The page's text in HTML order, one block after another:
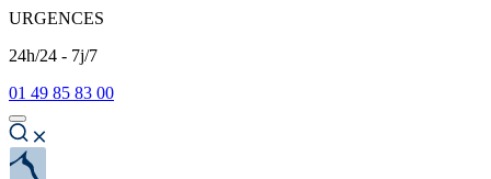
URGENCES
24h/24 - 7j/7
01 49 85 83 00